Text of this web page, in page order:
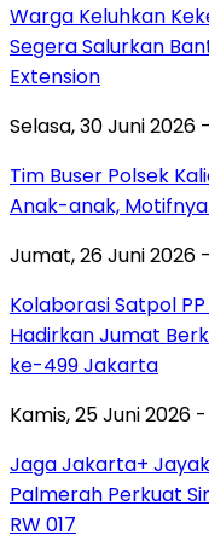
Warga Keluhkan
Segera Salurkan
Extension
Selasa, 30 Juni 2026 -
Tim Buser Polsek
Anak-anak, Motifnya
Jumat, 26 Juni 2026 -
Kolaborasi Satpol
Hadirkan Jumat
ke-499 Jakarta
Kamis, 25 Juni 2026 -
Jaga Jakarta+
Palmerah Perkuat
RW 017